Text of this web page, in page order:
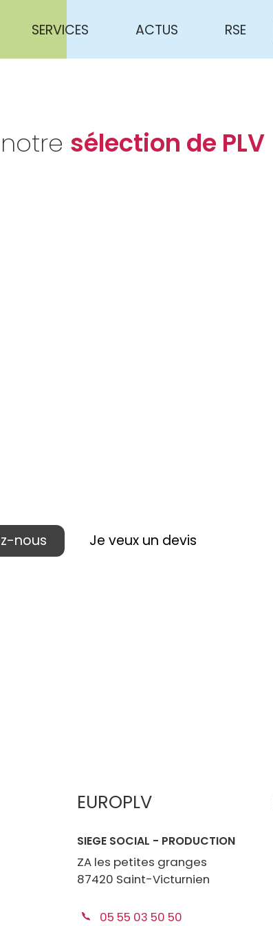
SERVICES ACTUS RSE
sélection de PLV
nous Je veux un devis
EUROPLV
SIEGE SOCIAL - PRODUCTION
ZA les petites granges
87420 Saint-Victurnien
05 55 03 50 50